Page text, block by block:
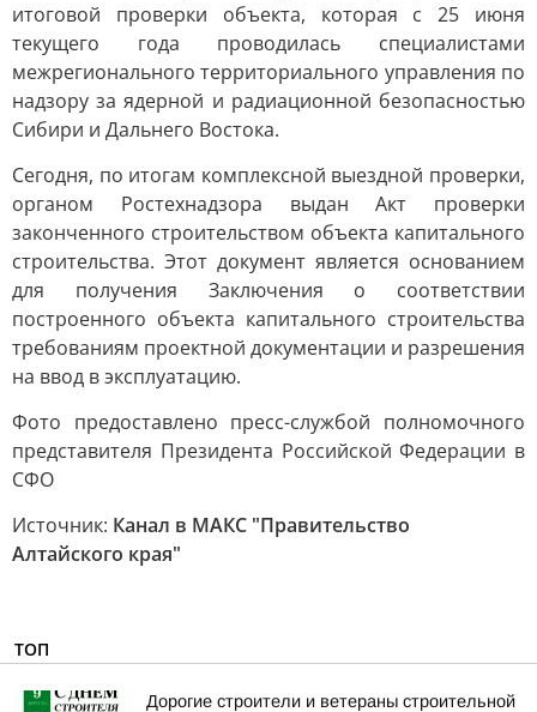
итоговой проверки объекта, которая с 25 июня
текущего года проводилась специалистами
межрегионального территориального управления по
надзору за ядерной и радиационной безопасностью
Сибири и Дальнего Востока.
Сегодня, по итогам комплексной выездной проверки,
органом Ростехнадзора выдан Акт проверки
законченного строительством объекта капитального
строительства. Этот документ является основанием
для получения Заключения о соответствии
построенного объекта капитального строительства
требованиям проектной документации и разрешения
на ввод в эксплуатацию.
Фото предоставлено пресс-службой полномочного
представителя Президента Российской Федерации в
СФО
Источник: Канал в МАКС "Правительство
Алтайского края"
ТОП
Дорогие строители и ветераны строительной